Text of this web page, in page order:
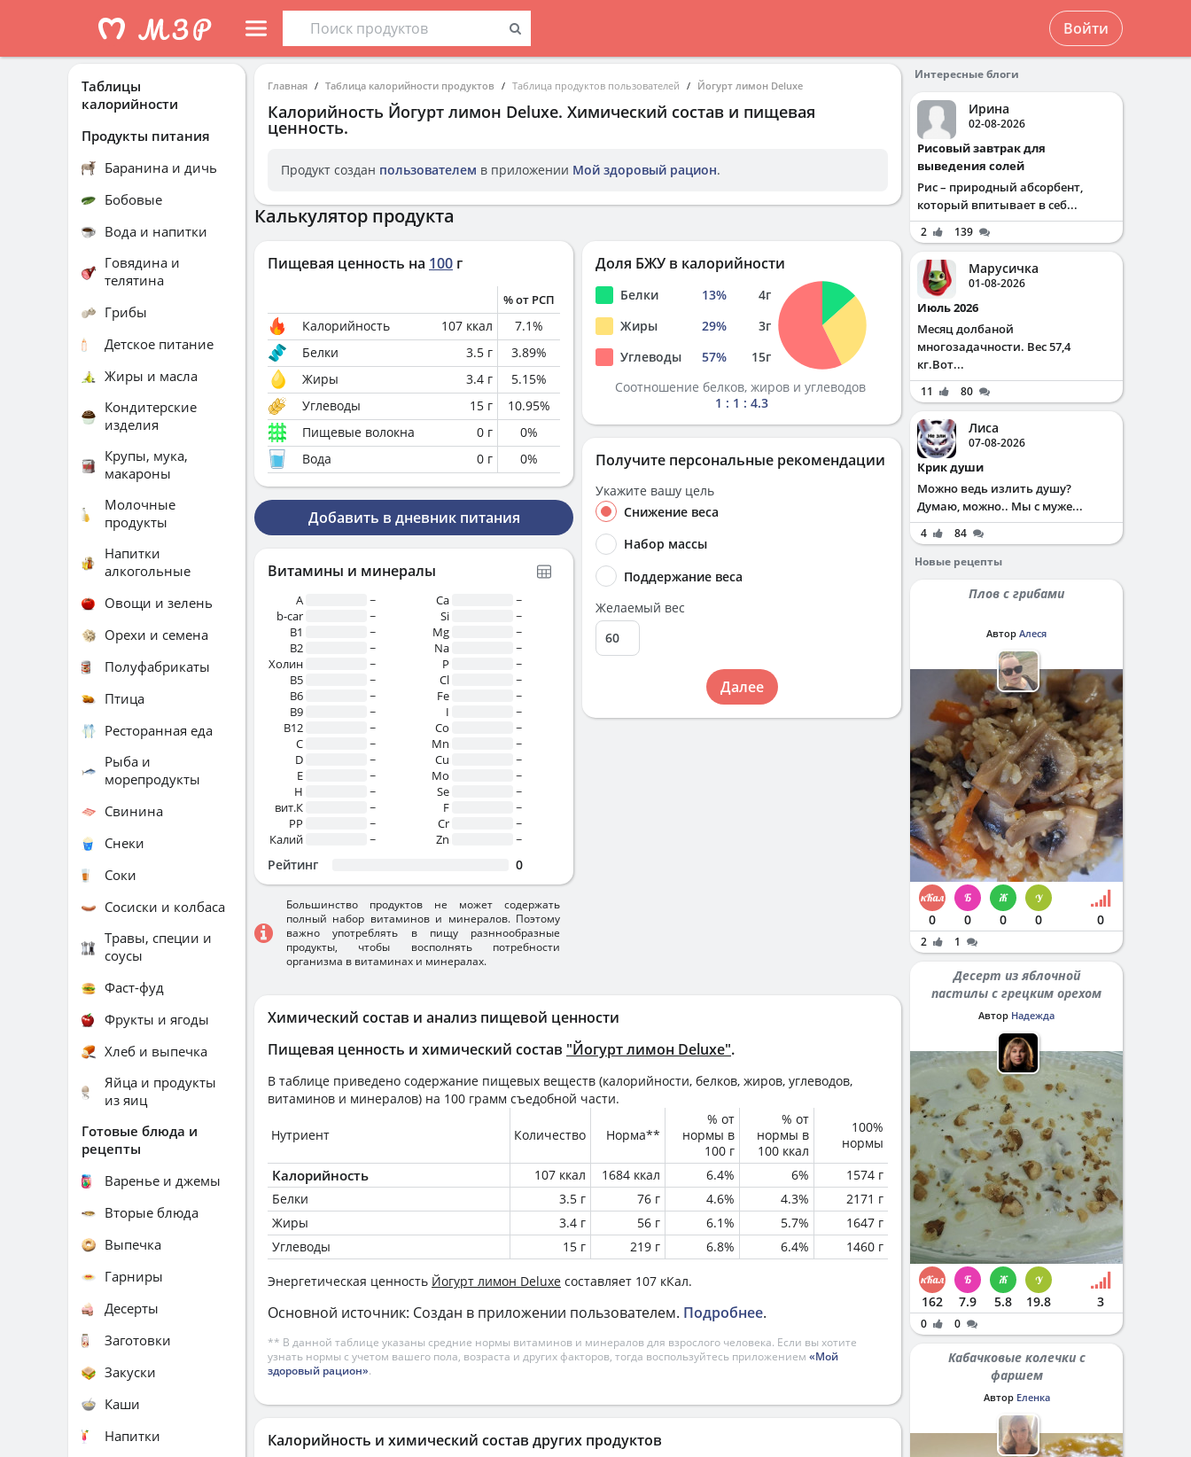
Войти
Главная Таблица калорийности продуктов Таблица продуктов пользователей Йогурт лимон Deluxe
Калорийность Йогурт лимон Deluxe. Химический состав и пищевая
ценность.
Продукт создан пользователем в приложении Мой здоровый рацион.
Химический состав и анализ пищевой ценности
Пищевая ценность и химический состав "Йогурт лимон Deluxe".
В таблице приведено содержание пищевых веществ (калорийности, белков, жиров, углеводов,
витаминов и минералов) на 100 грамм съедобной части.
Нутриент Количество Норма**
% от
нормы в
100 г
% от
нормы в
100 ккал
100%
нормы
Калорийность 107 ккал 1684 ккал 6.4% 6%
1574 г
Белки
3.5 г 76 г 4.6% 4.3%
2171 г
Жиры
3.4 г 56 г 6.1% 5.7%
1647 г
Углеводы
15 г 219 г 6.8% 6.4% 1460 г
Энергетическая ценность Йогурт лимон Deluxe составляет 107 кКал.
Основной источник: Создан в приложении пользователем. Подробнее.
** В данной таблице указаны средние нормы витаминов и минералов для взрослого человека. Если вы хотите
узнать нормы с учетом вашего пола, возраста и других факторов, тогда воспользуйтесь приложением «Мой
здоровый рацион».
Калькулятор продукта
Пищевая ценность на 100 г
% от РСП
Калорийность 107 ккал 7.1%
Белки
3.5 г 3.89%
Жиры
3.4 г 5.15%
Углеводы
15 г 10.95%
Пищевые волокна
0 г 0%
Вода
0 г 0%
Добавить в дневник питания
Витамины и минералы
A
~
b-car
~
В1
~
B2
~
Холин
~
B5
~
B6
~
B9
~
B12
~
C
~
D
~
E
~
H
~
вит.К
~
PP
~
Калий
~
Ca
~
Si
~
Mg
~
Na
~
P
~
Cl
~
Fe
~
I
~
Co
~
Mn
~
Cu
~
Mo
~
Se
~
F
~
Cr
~
Zn
~
Рейтинг 0
Большинство продуктов не может содержать
полный набор витаминов и минералов. Поэтому
важно употреблять в пищу разннообразные
продукты, чтобы восполнять потребности
организма в витаминах и минералах.
Доля БЖУ в калорийности
Белки 13% 4г
Жиры
29% 3г
Углеводы
57% 15г
Соотношение белков, жиров и углеводов
1 : 1 : 4.3
Получите персональные рекомендации
Укажите вашу цель
Снижение веса
Набор массы
Поддержание веса
Желаемый вес
Далее
Калорийность и химический состав других продуктов
Таблицы
калорийности
Продукты питания
Баранина и дичь
Бобовые
Вода и напитки
Говядина и
телятина
Грибы
Детское питание
Жиры и масла
Кондитерские
изделия
Крупы, мука,
макароны
Молочные
продукты
Напитки
алкогольные
Овощи и зелень
Орехи и семена
Полуфабрикаты
Птица
Ресторанная еда
Рыба и
морепродукты
Свинина
Снеки
Соки
Сосиски и колбаса
Травы, специи и
соусы
Фаст-фуд
Фрукты и ягоды
Хлеб и выпечка
Яйца и продукты
из яиц
Готовые блюда и
рецепты
Варенье и джемы
Вторые блюда
Выпечка
Гарниры
Десерты
Заготовки
Закуски
Каши
Напитки
Интересные блоги
Ирина
02-08-2026
Рисовый завтрак для
выведения солей
Рис – природный абсорбент,
который впитывает в себ...
2 139
Марусичка
01-08-2026
Июль 2026
Месяц долбаной
многозадачности. Вес 57,4
кг.Вот...
11 80
Лиса
07-08-2026
Крик души
Можно ведь излить душу?
Думаю, можно.. Мы с муже...
4
84
Новые рецепты
Плов с грибами
Автор Алеся
0 0 0 0 0
2 1
Десерт из яблочной
пастилы с грецким орехом
Автор Надежда
162 7.9 5.8 19.8 3
0 0
Кабачковые колечки с
фаршем
Автор Еленка